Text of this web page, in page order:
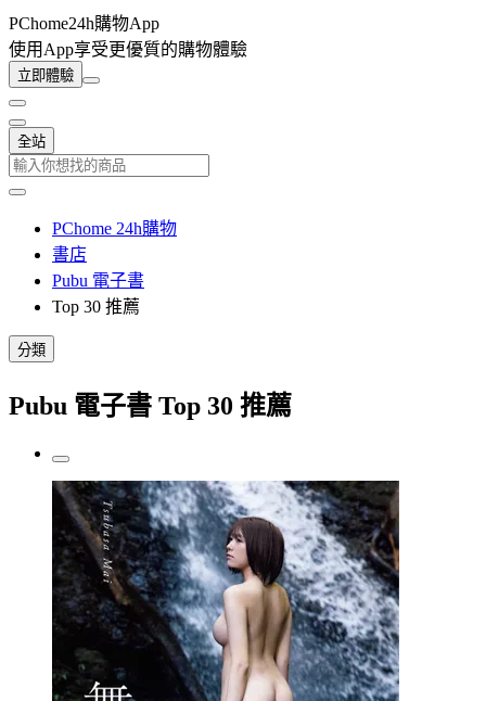
PChome24h購物App
使用App享受更優質的購物體驗
立即體驗
全站
PChome 24h購物
書店
Pubu 電子書
Top 30 推薦
分類
Pubu 電子書 Top 30 推薦